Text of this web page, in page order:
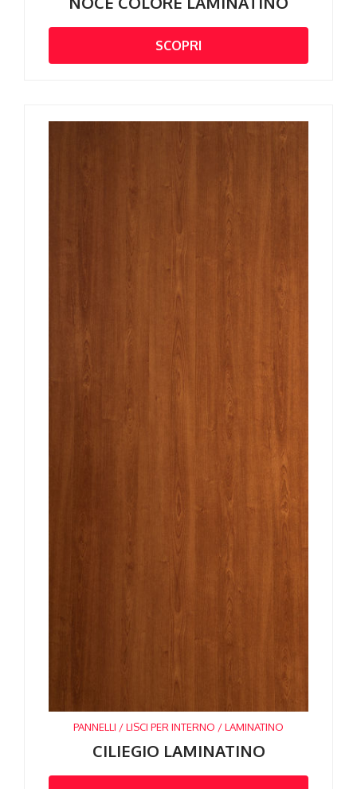
SCOPRI
PANNELLI / LISCI PER INTERNO / LAMINATINO
CILIEGIO LAMINATINO